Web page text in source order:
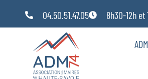
04.50.51.47.05 8h30-12h et